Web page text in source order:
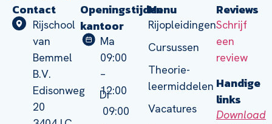
Contact
Rijschool
van
Bemmel
B.V.
Edisonweg
20
Openingstijden
kantoor
Ma
09:00
–
12:00
Di
09:00
Menu
Rijopleidingen
Cursussen
Theorie-
leermiddelen
Vacatures
Reviews
Schrijf
een
review
Handige
links
Download